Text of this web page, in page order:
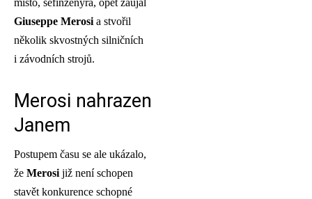
místo, šéfinženýra, opět zaujal
Giuseppe Merosi a stvořil
několik skvostných silničních
i závodních strojů.
Merosi nahrazen
Janem
Postupem času se ale ukázalo,
že Merosi již není schopen
stavět konkurence schopné